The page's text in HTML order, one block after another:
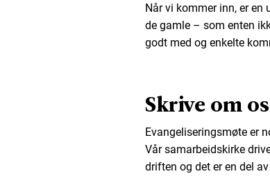
Når vi kommer inn, er
de gamle – som enten
godt med og enkelte
Skrive om
Evangeliseringsmøte er
Vår samarbeidskirke
driften og det er en del